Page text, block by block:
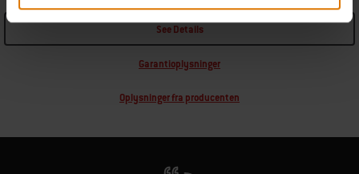
See Details
Garantioplysninger
Oplysninger fra producenten